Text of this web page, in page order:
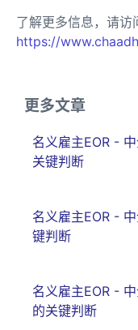
了解更多信息，请访
https://
更多文章
名义雇主EOR -
关键判断
名义雇主EOR -
键判断
名义雇主EOR -
的关键判断